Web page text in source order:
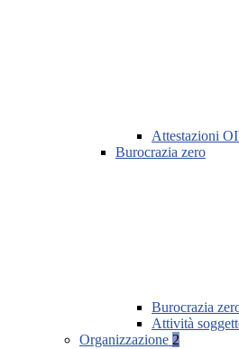
Attestazioni
Burocrazia zero
Burocrazia
Attività
Organizzazione 2